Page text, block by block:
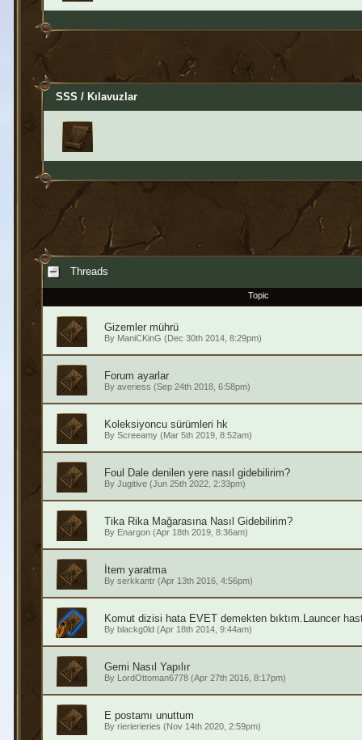
SSS / Kılavuzlar
Threads
Topic
Gizemler mührü
By ManiCKinG (Dec 30th 2014, 8:29pm)
Forum ayarlar
By averiess (Sep 24th 2018, 6:58pm)
Koleksiyoncu sürümleri hk
By Screeamy(Mar 5th 2019, 8:52am)
Foul Dale denilen yere nasıl gidebilirim?
By Jugitive(Jun 25th 2022, 2:33pm)
Tika Rika Mağarasına Nasıl Gidebilirim?
By Enargon(Apr 18th 2019, 8:36am)
İtem yaratma
By serkkantr(Apr 13th 2016, 4:56pm)
Komut dizisi hata EVET demekten bıktım.Launcer
By blackg0ld(Apr 18th 2014, 9:44am)
Gemi Nasıl Yapılır
By LordOttoman6778(Apr 27th 2016, 8:17pm)
E postamı unuttum
By rierierieries (Nov 14th 2020, 2:59pm)